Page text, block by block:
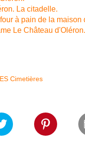
La citadelle.
à pain de la maison
Le Château
Cimetières